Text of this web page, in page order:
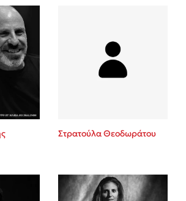
Mel Robbins
Η μέθοδος Αφήστε τους
Στρατούλα Θεοδωράτου